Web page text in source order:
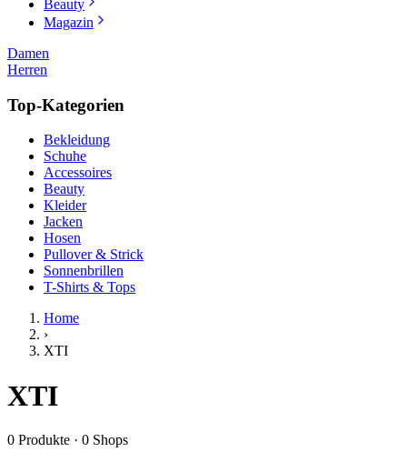
Beauty
Magazin
Damen
Herren
Top-Kategorien
Bekleidung
Schuhe
Accessoires
Beauty
Kleider
Jacken
Hosen
Pullover & Strick
Sonnenbrillen
T-Shirts & Tops
Home
›
XTI
XTI
0 Produkte · 0 Shops